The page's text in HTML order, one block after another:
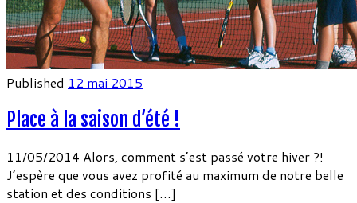
Published 12 mai 2015
Place à la saison d’été !
11/05/2014 Alors, comment s’est passé votre hiver ?!
J’espère que vous avez profité au maximum de notre belle
station et des conditions […]